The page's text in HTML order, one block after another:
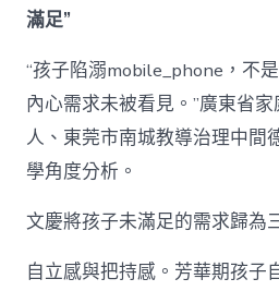
滿足”
“孩子陷溺mobile_phone，不
內心需求未被看見。”廣東省
人、東莞市南城教導治理中間
學角度分析。
文慶將孩子未滿足的需求歸為
自立感與把持感。芳華期孩子